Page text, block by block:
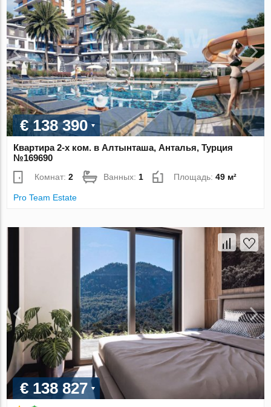
€ 138 390
Квартира 2-х ком. в Алтынташа, Анталья, Турция
№169690
Комнат:2 Ванных:1 Площадь:49 м²
Pro Team Estate
€ 138 827